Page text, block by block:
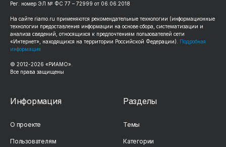
Рег. номер ЭЛ № ФС 77 – 72999 от 06.06.2018
На сайте riamo.ru применяются рекомендательные технологии (информационные
технологии предоставления информации на основе сбора, систематизации и
анализа сведений, относящихся к предпочтениям пользователей сети
«Интернет», находящихся на территории Российской Федерации). Подробная
информация
© 2012-2026 «РИАМО».
Все права защищены
Информация
О проекте
Пользователям
Разделы
Темы
Категории